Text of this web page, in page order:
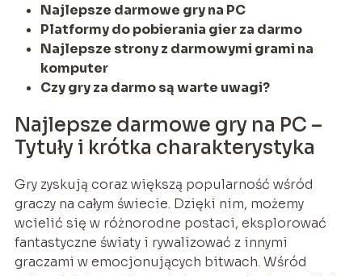
Najlepsze darmowe gry na PC
Platformy do pobierania gier za darmo
Najlepsze strony z darmowymi grami na
komputer
Czy gry za darmo są warte uwagi?
Najlepsze darmowe gry na PC –
Tytuły i krótka charakterystyka
Gry zyskują coraz większą popularność wśród
graczy na całym świecie. Dzięki nim, możemy
wcielić się w różnorodne postaci, eksplorować
fantastyczne światy i rywalizować z innymi
graczami w emocjonujących bitwach. Wśród